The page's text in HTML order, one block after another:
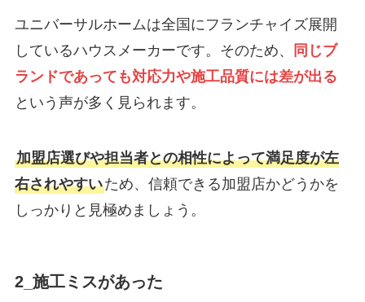
ユニバーサルホームは全国にフランチャイズ展開
しているハウスメーカーです。そのため、
同じブ
ランドであっても対応力や施工品質には差が出る
という声が多く見られます。
加盟店選びや担当者との相性によって満足度が左
右されやすいため、信頼できる加盟店かどうかを
しっかりと見極めましょう。
2_施工ミスがあった